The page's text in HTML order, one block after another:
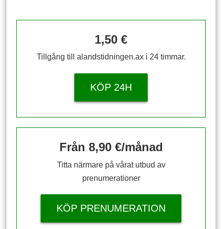
1,50 €
Tillgång till alandstidningen.ax i 24 timmar.
KÖP 24H
Från 8,90 €/månad
Titta närmare på vårat utbud av
prenumerationer
KÖP PRENUMERATION